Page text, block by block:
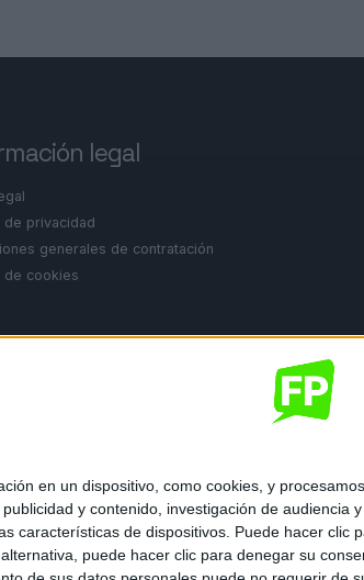
en un dispositivo, como cookies, y
y contenido, investigación de audiencia
características de dispositivos. Puede hacer
puede hacer clic para denegar su
legal
de privacidad
generales de contratación
de cookies